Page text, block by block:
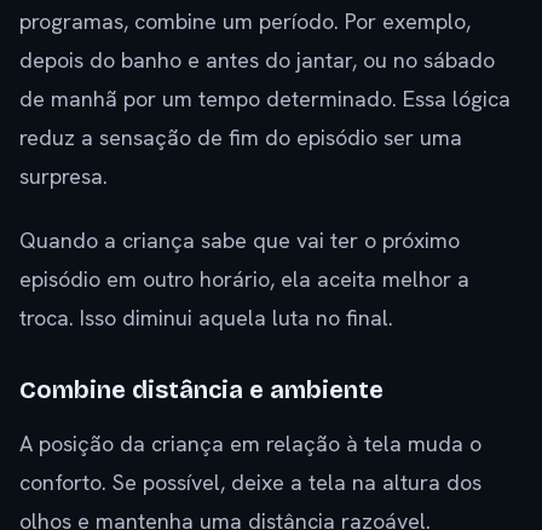
programas, combine um período. Por exemplo,
depois do banho e antes do jantar, ou no sábado
de manhã por um tempo determinado. Essa lógica
reduz a sensação de fim do episódio ser uma
surpresa.
Quando a criança sabe que vai ter o próximo
episódio em outro horário, ela aceita melhor a
troca. Isso diminui aquela luta no final.
Combine distância e ambiente
A posição da criança em relação à tela muda o
conforto. Se possível, deixe a tela na altura dos
olhos e mantenha uma distância razoável.